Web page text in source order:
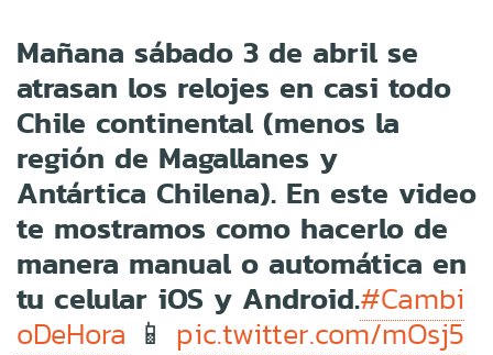
Mañana sábado 3 de abril se
atrasan los relojes en casi todo
Chile continental (menos la
región de Magallanes y
Antártica Chilena). En este video
te mostramos como hacerlo de
manera manual o automática en
tu celular iOS y Android.#Cambi
oDeHora 📱 pic.twitter.com/mOsj5